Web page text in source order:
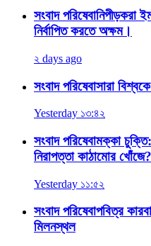
সংবাদ পরিষেবানিপীড়করা
নির্বাপিত করতে অক্ষম।
২ days ago
সংবাদ পরিষেবাসারা
Yesterday ১৩:৪২
সংবাদ পরিষেবামক্কা চুক্তি:
নিরাপত্তা কাঠামোর খোঁজে?
Yesterday ১১:৫২
সংবাদ পরিষেবাপবিত্র
মিলনস্থল